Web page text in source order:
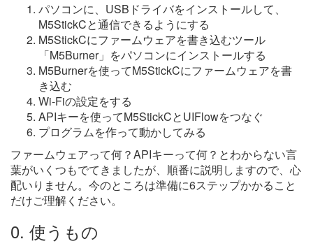
パソコンに、USBドライバをインストールして、
M5StickCと通信できるようにする
M5StickCにファームウェアを書き込むツール
「M5Burner」をパソコンにインストールする
M5Burnerを使ってM5StickCにファームウェアを書
き込む
Wi-Fiの設定をする
APIキーを使ってM5StickCとUIFlowをつなぐ
プログラムを作って動かしてみる
ファームウェアって何？APIキーって何？とわからない言
葉がいくつもでてきましたが、順番に説明しますので、心
配いりません。今のところは準備に6ステップかかること
だけご理解ください。
0. 使うもの